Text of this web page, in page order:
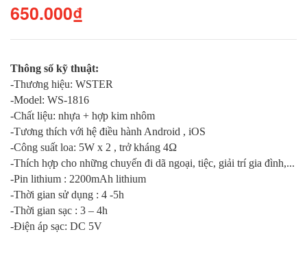
650.000₫
Thông số kỹ thuật:
-Thương hiệu: WSTER
-Model: WS-1816
-Chất liệu: nhựa + hợp kim nhôm
-Tương thích với hệ điều hành Android , iOS
-Công suất loa: 5W x 2 , trở kháng 4Ω
-Thích hợp cho những chuyến đi dã ngoại, tiệc, giải trí gia đình,...
-Pin lithium : 2200mAh lithium
-Thời gian sử dụng : 4 -5h
-Thời gian sạc : 3 – 4h
-Điện áp sạc: DC 5V